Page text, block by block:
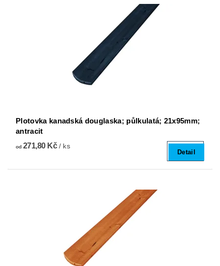
Plotovka kanadská douglaska; půlkulatá; 21x95mm;
antracit
od271,80 Kč/ ks
Detail